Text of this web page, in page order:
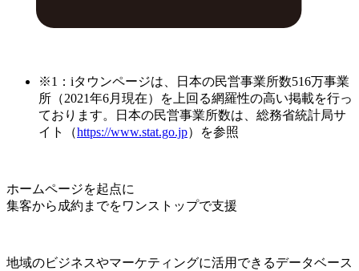
※1：iタウンページは、日本の民営事業所数516万事業
所（2021年6月現在）を上回る網羅性の高い掲載を行っ
ております。日本の民営事業所数は、総務省統計局サ
イト（https://www.stat.go.jp）を参照
ホームページを起点に
集客から成約までをワンストップで支援
地域のビジネスやマーケティングに活用できるデータベース